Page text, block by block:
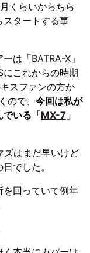
くらいからちら
スタートする事
ーは「BATRA-X 」
にこれからの時期
スファンの方か
ので、 今回は私が
でいる「MX-7 」
ズはまだ早いけど
でした。
回っていて例年